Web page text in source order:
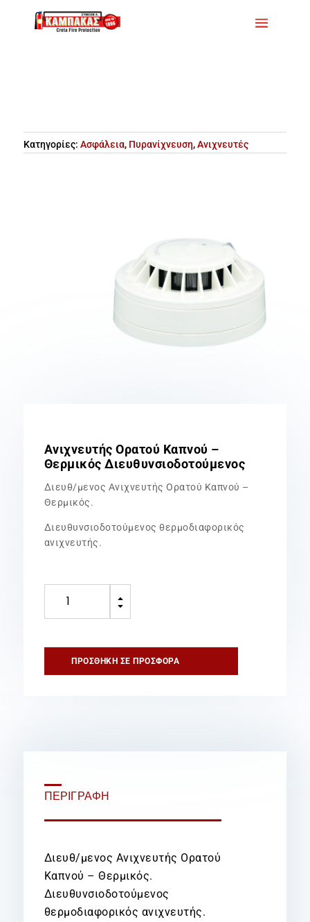
Κατηγορίες: Ασφάλεια, Πυρανίχνευση,Ανιχνευτές
Ανιχνευτής Ορατού Καπνού –
Θερμικός Διευθυνσιοδοτούμενος
Διευθ/μενος Ανιχνευτής Ορατού Καπνού –
Θερμικός.
Διευθυνσιοδοτούμενος θερμοδιαφορικός
ανιχνευτής.
Ορατού
B
C
ΠΡΟΣΘΉΚΗ ΣΕ ΠΡΟΣΦΟΡΆ
ΠΕΡΙΓΡΑΦΉ
Διευθ/μενος Ανιχνευτής Ορατού
Καπνού – Θερμικός.
Διευθυνσιοδοτούμενος
θερμοδιαφορικός ανιχνευτής.